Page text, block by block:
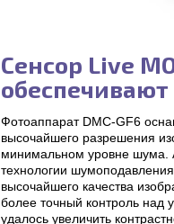
Сенсор Live
Фотоаппарат DMC-GF6
высочайшего разрешения
минимальном уровне шума.
технологии
высочайшего качества
более точный контроль над
удалось увеличить